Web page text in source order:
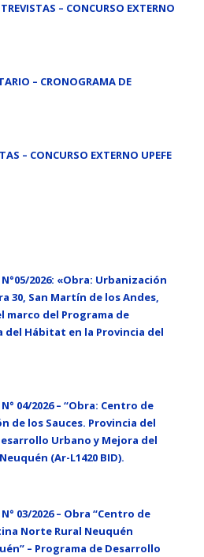
– CONCURSO EXTERNO
– CRONOGRAMA DE
– CONCURSO EXTERNO UPEFE
2026: «Obra: Urbanización
30, San Martín de los Andes,
marco del Programa de
del Hábitat en la Provincia del
04/2026 – “Obra: Centro de
de los Sauces. Provincia del
Urbano y Mejora del
(Ar-L1420 BID).
03/2026 – Obra “Centro de
Norte Rural Neuquén
– Programa de Desarrollo